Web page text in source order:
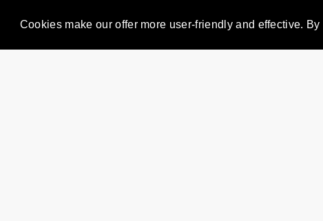
Cookies make our offer more user-friendly and effective.